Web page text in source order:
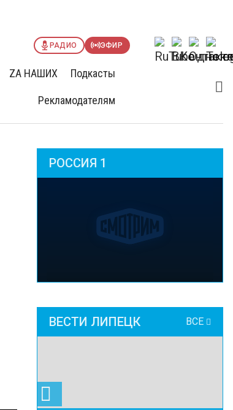
РАДИО ЭФИР
ZА НАШИХ Подкасты
Рекламодателям
РОССИЯ 1
ВЕСТИ ЛИПЕЦК ВСЕ